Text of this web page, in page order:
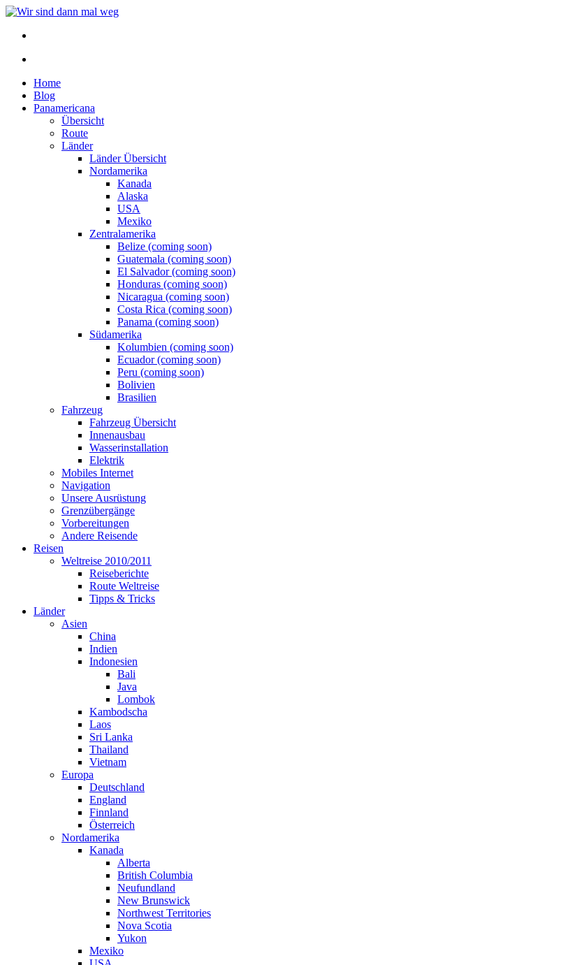
Home
Blog
Panamericana
Übersicht
Route
Länder
Länder Übersicht
Nordamerika
Kanada
Alaska
USA
Mexiko
Zentralamerika
Belize (coming soon)
Guatemala (coming soon)
El Salvador (coming soon)
Honduras (coming soon)
Nicaragua (coming soon)
Costa Rica (coming soon)
Panama (coming soon)
Südamerika
Kolumbien (coming soon)
Ecuador (coming soon)
Peru (coming soon)
Bolivien
Brasilien
Fahrzeug
Fahrzeug Übersicht
Innenausbau
Wasserinstallation
Elektrik
Mobiles Internet
Navigation
Unsere Ausrüstung
Grenzübergänge
Vorbereitungen
Andere Reisende
Reisen
Weltreise 2010/2011
Reiseberichte
Route Weltreise
Tipps & Tricks
Länder
Asien
China
Indien
Indonesien
Bali
Java
Lombok
Kambodscha
Laos
Sri Lanka
Thailand
Vietnam
Europa
Deutschland
England
Finnland
Österreich
Nordamerika
Kanada
Alberta
British Columbia
Neufundland
New Brunswick
Northwest Territories
Nova Scotia
Yukon
Mexiko